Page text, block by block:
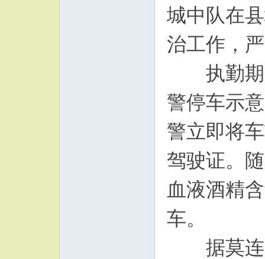
城中队在
治工作，
执勤期
警停车示
警立即将
驾驶证。
血液酒精
车。
据莫连